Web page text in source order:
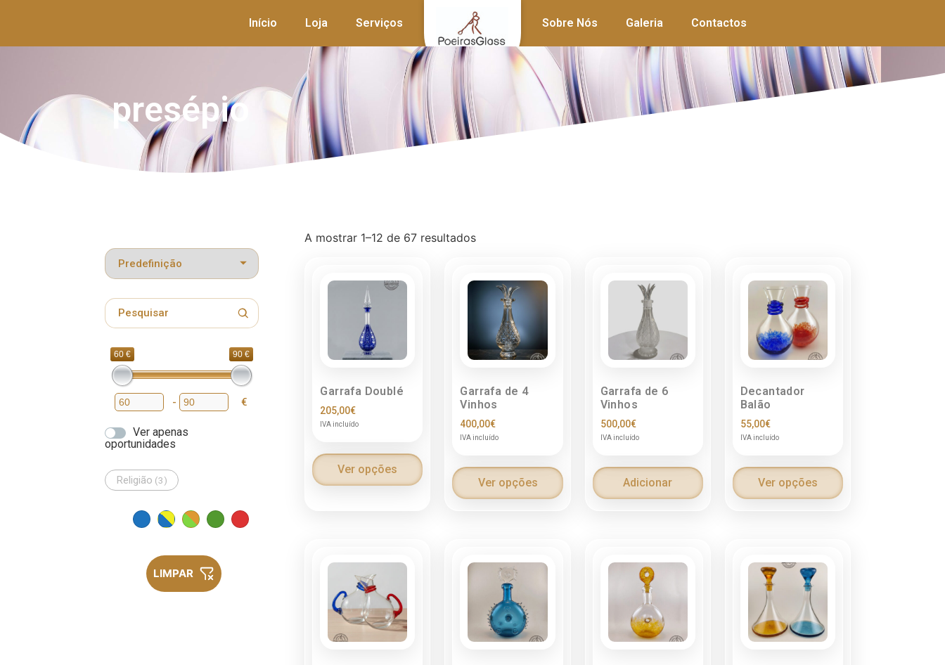
Início Loja Serviços Sobre Nós Galeria Contactos
presépio
Classificar produtos
60 € 90 €
Preço mínimo
- Preço máximo
€
Ver apenas
oportunidades
Religião (3)
LIMPAR
A mostrar 1–12 de 67 resultados
Garrafa Doublé
205,00€
IVA incluído
Ver opções
Garrafa de 4
Vinhos
400,00€
IVA incluído
Ver opções
Garrafa de 6
Vinhos
500,00€
IVA incluído
Adicionar
Decantador
Balão
55,00€
IVA incluído
Ver opções